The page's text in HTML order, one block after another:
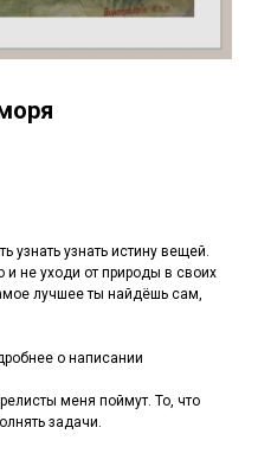
узнать узнать истину вещей.
не уходи от природы в своих
лучшее ты найдёшь сам,
о написании
меня поймут. То, что
задачи.